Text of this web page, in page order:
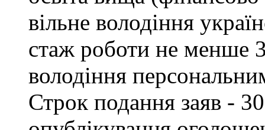
вільне володіння
стаж роботи не менше
володіння
Строк подання заяв -